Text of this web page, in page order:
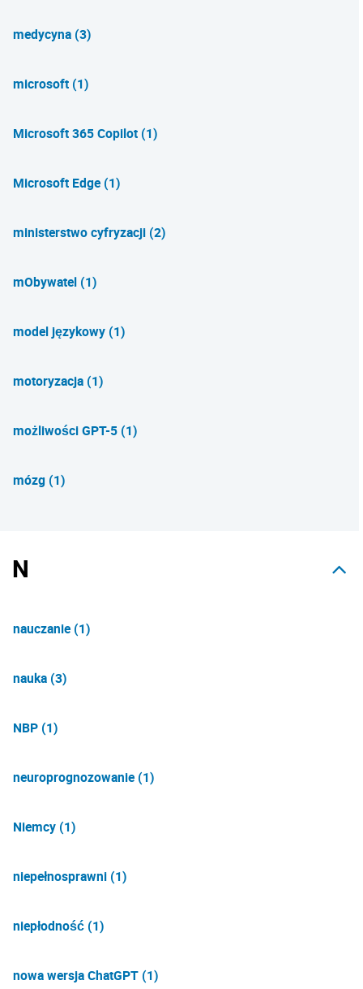
medycyna (3)
microsoft (1)
Microsoft 365 Copilot (1)
Microsoft Edge (1)
ministerstwo cyfryzacji (2)
mObywatel (1)
model językowy (1)
motoryzacja (1)
możliwości GPT-5 (1)
mózg (1)
N
nauczanie (1)
nauka (3)
NBP (1)
neuroprognozowanie (1)
Niemcy (1)
niepełnosprawni (1)
niepłodność (1)
nowa wersja ChatGPT (1)